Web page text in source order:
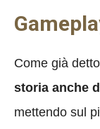
Come già detto
storia anche
mettendo sul